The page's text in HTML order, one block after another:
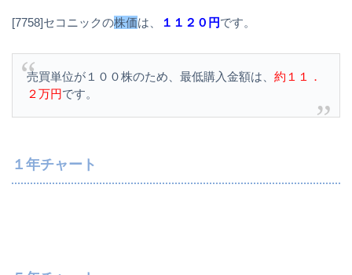
[7758]セコニックの株価は、 １１２０円です。
売買単位が１００株のため、最低購入金額は、 約１１．
２万円です。
１年チャート